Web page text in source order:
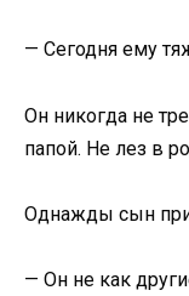
— Сегодня ему
Он никогда не
папой. Не лез в
Однажды сын
— Он не как